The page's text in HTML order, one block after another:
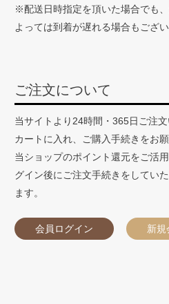
※配送日時指定を頂いた場合でも
よっては到着が遅れる場合もござ
ご注文について
当サイトより24時間・365日ご注
カートに入れ、ご購入手続きをお願
当ショップのポイント還元をご活
グイン後にご注文手続きをしてい
ます。
会員ログイン 新規